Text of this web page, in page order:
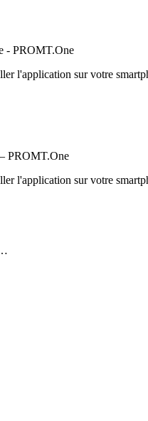
l'application sur votre
l'application sur votre